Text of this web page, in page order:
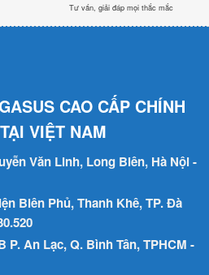
Tư vấn, giải đáp mọi thắc mắc
CAO CẤP CHÍNH
VIỆT NAM
Văn Linh, Long Biên, Hà Nội -
Biên Phủ, Thanh Khê, TP. Đà
P. An Lạc, Q. Bình Tân, TPHCM -